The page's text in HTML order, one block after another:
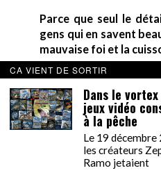
Parce que seul le
gens qui en savent
mauvaise foi et la
Edité par GONZAÏ
Messager, pour
CA VIENT DE SORTIR
Dans le
jeux vidéo
à la pêche
Le 19 décembre
les créateurs
Ramo jetaient